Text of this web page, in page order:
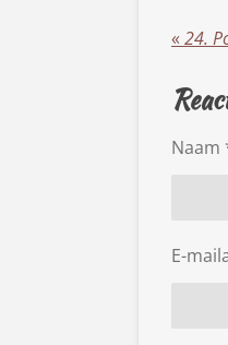
« 24.
Naam
E-